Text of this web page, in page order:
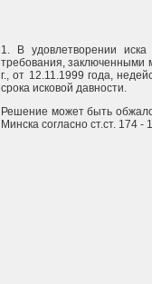
1. В удовлетворении
требования, заключенными
г., от 12.11.1999 года,
срока исковой давности.
Решение может быть
Минска согласно ст.ст. 174